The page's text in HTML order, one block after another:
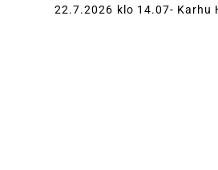
22.7.2026 klo 14.07- Karhu